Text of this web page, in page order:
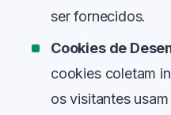
ser fornecidos.
Cookies de
cookies coletam
os visitantes